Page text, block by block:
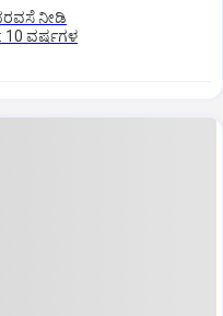
ನೀಡಿ
10 ವರ್ಷಗಳ